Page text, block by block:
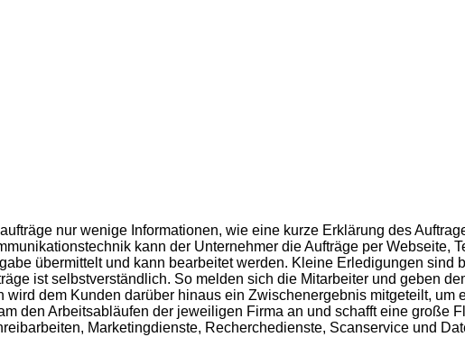
nur wenige Informationen, wie eine kurze Erklärung des
kann der Unternehmer die Aufträge per Webseite,
übermittelt und kann bearbeitet werden. Kleine Erledigungen
ist selbstverständlich. So melden sich die Mitarbeiter und geben
dem Kunden darüber hinaus ein Zwischenergebnis mitgeteilt, um
den Arbeitsabläufen der jeweiligen Firma an und schafft eine große
Marketingdienste, Recherchedienste, Scanservice und